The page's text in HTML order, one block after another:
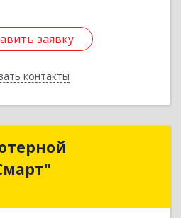
заявку
контакты
заявку
Назад
Компьютерной
"Смарт"